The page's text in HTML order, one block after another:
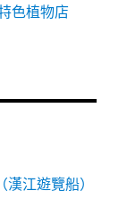
色植物店
江遊覽船）